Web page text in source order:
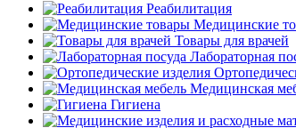
Реабилитация
Медицинские
Товары для врачей
Лабораторная
Медицинская
Гигиена